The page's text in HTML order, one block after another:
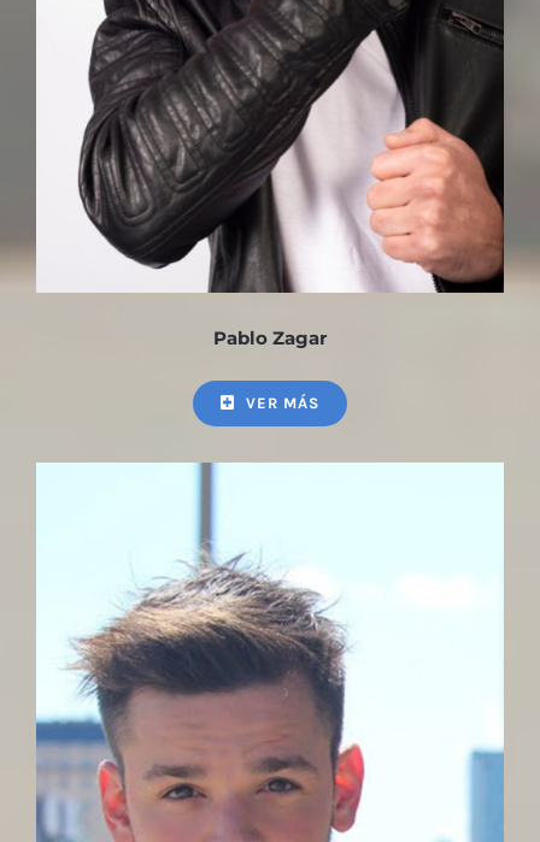
Pablo Zagar
VER MÁS